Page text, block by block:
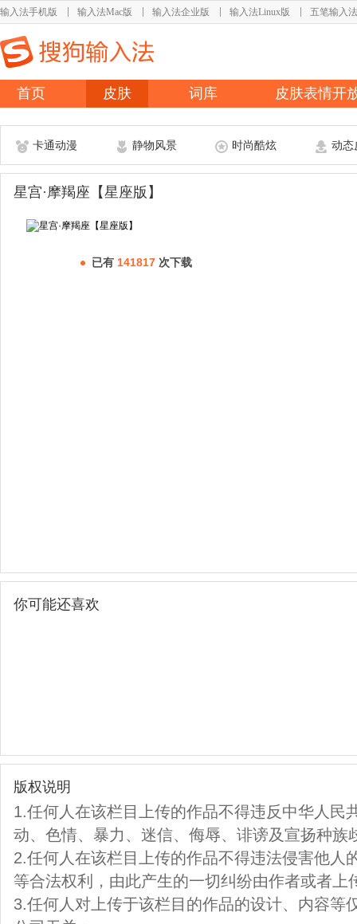
输入法手机版 输入法Mac版 输入法企业版 输入法Linux版 五笔输入法
首页 皮肤 词库 皮肤表情开
卡通动漫 静物风景 时尚酷炫 动态
星宫·摩羯座【星座版】
已有 141817 次下载
你可能还喜欢
版权说明
1.任何人在该栏目上传的作品不得违反中华人民
动、色情、暴力、迷信、侮辱、诽谤及宣扬种族
2.任何人在该栏目上传的作品不得违法侵害他人
等合法权利，由此产生的一切纠纷由作者或者上
3.任何人对上传于该栏目的作品的设计、内容等